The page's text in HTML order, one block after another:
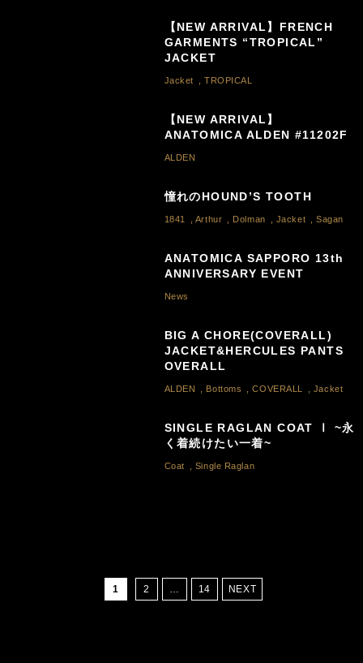
【NEW ARRIVAL】FRENCH
GARMENTS “TROPICAL”
JACKET
Jacket ,TROPICAL
【NEW ARRIVAL】
ANATOMICA ALDEN #11202F
ALDEN
憧れのHOUND’S TOOTH
1841 Arthur Dolman Jacket ,Sagan
ANATOMICA SAPPORO 13th
ANNIVERSARY EVENT
News
BIG A CHORE(COVERALL)
JACKET&HERCULES PANTS
OVERALL
ALDEN Bottoms ,COVERALL Jacket
SINGLE RAGLAN COAT Ⅰ ~永
く着続けたい一着~
Coat Single Raglan
1 2 … 14 NEXT